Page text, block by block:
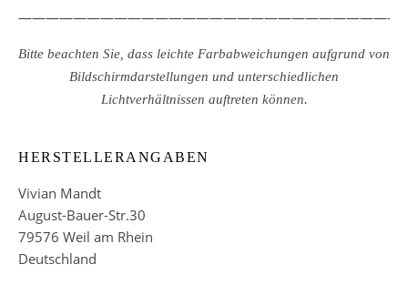
Bitte beachten Sie, dass leichte Farbabweichungen aufgrund von
Bildschirmdarstellungen und unterschiedlichen
Lichtverhältnissen auftreten können.
HERSTELLERANGABEN
Vivian Mandt
August-Bauer-Str.30
79576 Weil am Rhein
Deutschland